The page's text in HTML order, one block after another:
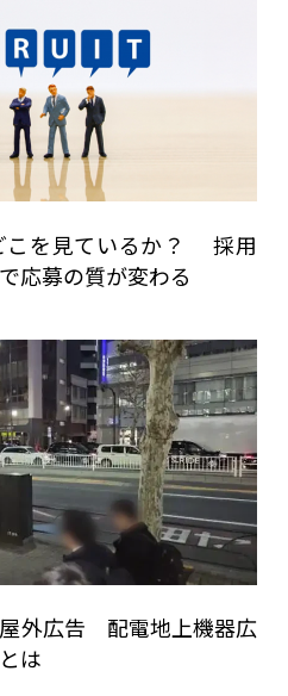
こを見ているか？ 採用
応募の質が変わる
外広告 配電地上機器広
は